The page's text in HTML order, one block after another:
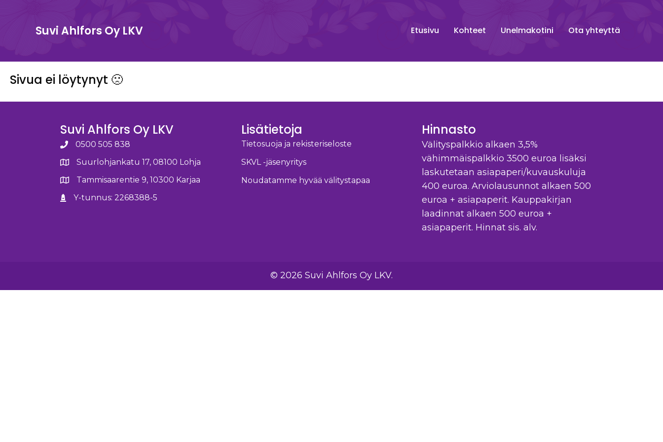
Suvi Ahlfors Oy LKV Etusivu Kohteet Unelmakotini Ota yhteyttä
Sivua ei löytynyt 🙁
Suvi Ahlfors Oy LKV
0500 505 838
Suurlohjankatu 17, 08100 Lohja
Tammisaarentie 9, 10300 Karjaa
Y-tunnus: 2268388-5
Lisätietoja
Tietosuoja ja rekisteriseloste
SKVL -jäsenyritys
Noudatamme hyvää välitystapaa
Hinnasto
Välityspalkkio alkaen 3,5%
vähimmäispalkkio 3500 euroa lisäksi
laskutetaan asiapaperi/kuvauskuluja
400 euroa. Arviolausunnot alkaen 500
euroa + asiapaperit. Kauppakirjan
laadinnat alkaen 500 euroa +
asiapaperit. Hinnat sis. alv.
© 2026 Suvi Ahlfors Oy LKV.